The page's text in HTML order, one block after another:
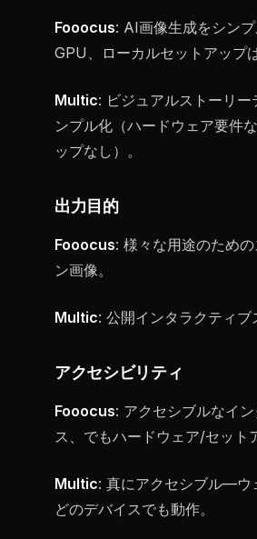
Fooocus: AI画像生成をシン
GPU、ローカルセットアップ
Multic: ビジュアルストーリー
ンプル化（ハードウェア要件
ップなし）。
出力目的
Fooocus: 様々な用途のため
ン画像。
Multic: 公開インタラクティブ
アクセシビリティ
Fooocus: アクセシブルなイ
ス、でもハードウェア/セット
Multic: 真にアクセシブル—ウ
どのデバイスでも動作。